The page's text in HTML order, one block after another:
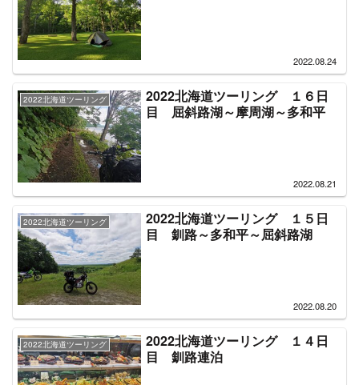
2022.08.24
2022北海道ツーリング
2022北海道ツーリング １６日
目 屈斜路湖～摩周湖～多和平
2022.08.21
2022北海道ツーリング
2022北海道ツーリング １５日
目 釧路～多和平～屈斜路湖
2022.08.20
2022北海道ツーリング
2022北海道ツーリング １４日
目 釧路連泊